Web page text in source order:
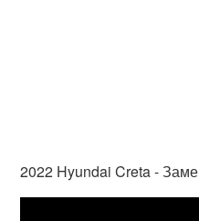
2022 Hyundai Creta -